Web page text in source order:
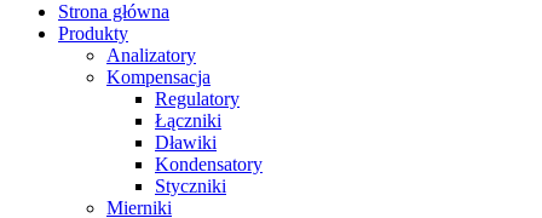
Strona główna
Produkty
Analizatory
Kompensacja
Regulatory
Łączniki
Dławiki
Kondensatory
Styczniki
Mierniki